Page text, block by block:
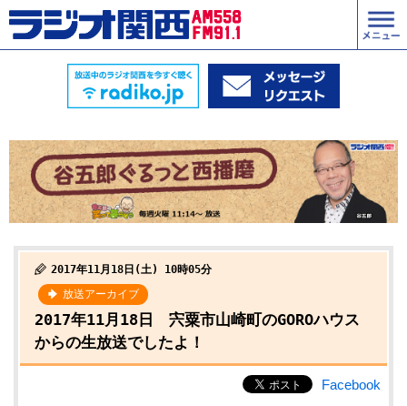
2017年11月18日(土) 10時05分
放送アーカイブ
2017年11月18日 宍粟市山崎町のGOROハウス
からの生放送でしたよ！
Facebook